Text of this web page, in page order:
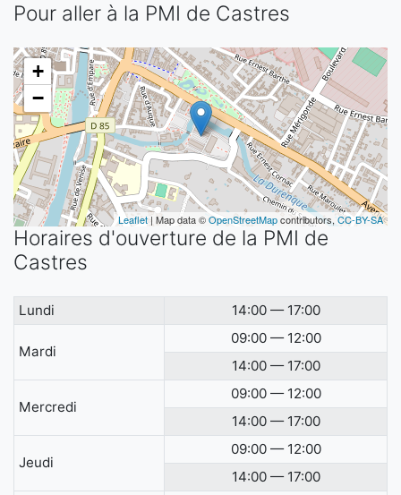
Pour aller à la PMI de Castres
+
−
Leaflet | Map data ©OpenStreetMapcontributors, CC-BY-SA
Horaires d'ouverture de la PMI de
Castres
Lundi 14:00 — 17:00
Mardi
09:00 — 12:00
14:00 — 17:00
Mercredi
09:00 — 12:00
14:00 — 17:00
Jeudi
09:00 — 12:00
14:00 — 17:00